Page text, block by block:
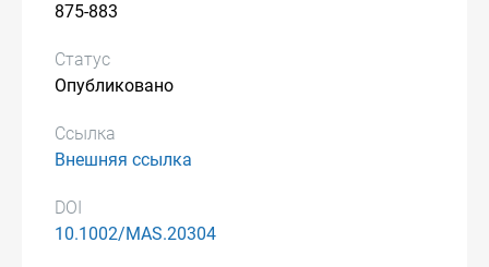
875-883
Статус
Опубликовано
Ссылка
Внешняя ссылка
DOI
10.1002/MAS.20304